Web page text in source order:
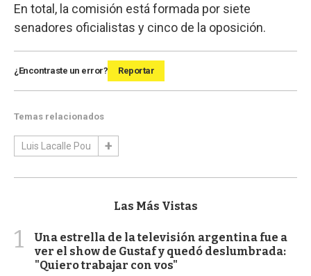
En total, la comisión está formada por siete
senadores oficialistas y cinco de la oposición.
¿Encontraste un error? Reportar
Temas relacionados
Luis Lacalle Pou
Las Más Vistas
1
Una estrella de la televisión argentina fue a
ver el show de Gustaf y quedó deslumbrada:
"Quiero trabajar con vos"